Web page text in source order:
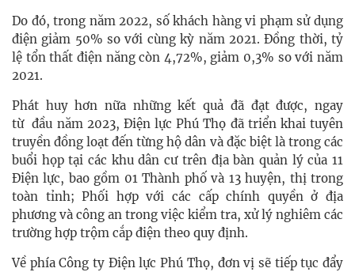
Do đó, trong năm 2022, số khách hàng vi phạm sử dụng
điện giảm 50% so với cùng kỳ năm 2021. Đồng thời, tỷ
lệ tổn thất điện năng còn 4,72%, giảm 0,3% so với năm
2021.
Phát huy hơn nữa những kết quả đã đạt được, ngay
từ đầu năm 2023, Điện lực Phú Thọ đã triển khai tuyên
truyền đồng loạt đến từng hộ dân và đặc biệt là trong các
buổi họp tại các khu dân cư trên địa bàn quản lý của 11
Điện lực, bao gồm 01 Thành phố và 13 huyện, thị trong
toàn tỉnh; Phối hợp với các cấp chính quyền ở địa
phương và công an trong việc kiểm tra, xử lý nghiêm các
trường hợp trộm cắp điện theo quy định.
Về phía Công ty Điện lực Phú Thọ, đơn vị sẽ tiếp tục đẩy